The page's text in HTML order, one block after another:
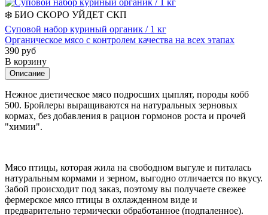
❄️ БИО СКОРО УЙДЕТ СКП
Суповой набор куриный органик / 1 кг
Органическое мясо с контролем качества на всех этапах
390 руб
В корзину
Описание
Нежное диетическое мясо подросших цыплят, породы кобб
500. Бройлеры выращиваются на натуральных зерновых
кормах, без добавления в рацион гормонов роста и прочей
"химии".
Мясо птицы, которая жила на свободном выгуле и питалась
натуральным кормами и зерном, выгодно отличается по вкусу.
Забой происходит под заказ, поэтому вы получаете свежее
фермерское мясо птицы в охлажденном виде и
предварительно термически обработанное (подпаленное).